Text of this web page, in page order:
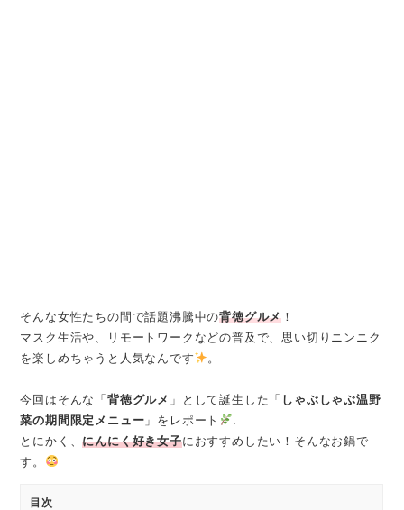
そんな女性たちの間で話題沸騰中の背徳グルメ ！
マスク生活や、リモートワークなどの普及で、思い切りニンニク
を楽しめちゃうと人気なんです
。
今回はそんな「 背徳グルメ 」として誕生した「 しゃぶしゃぶ温野
菜の期間限定メニュー 」をレポート
.
とにかく、にんにく好き女子におすすめしたい！そんなお鍋で
す。
目次